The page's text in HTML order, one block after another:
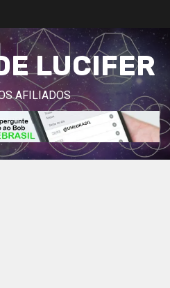
LUCIFER
AFILIADOS